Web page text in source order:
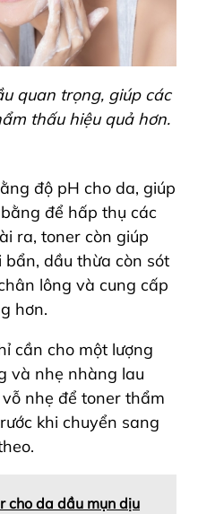
quan trọng, giúp các
thấu hiệu quả hơn.
độ pH cho da, giúp
để hấp thụ các
ra, toner còn giúp
bẩn, dầu thừa còn sót
lông và cung cấp
hơn.
cần cho một lượng
và nhẹ nhàng lau
nhẹ để toner thẩm
khi chuyển sang
cho da dầu mụn dịu